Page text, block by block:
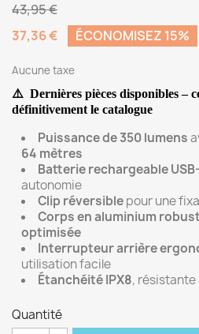
43,95 €
37,36 €
ÉCONOMISEZ 15%
Aucune taxe
⚠️ Dernières pièces disponibles –
définitivement le catalogue
Puissance de 350 lumens
64 mètres
Batterie rechargeable
autonomie
Clip réversiblepour une
Corps en aluminium
optimisée
Interrupteur arrière
utilisation facile
Étanchéité IPX8,
Quantité